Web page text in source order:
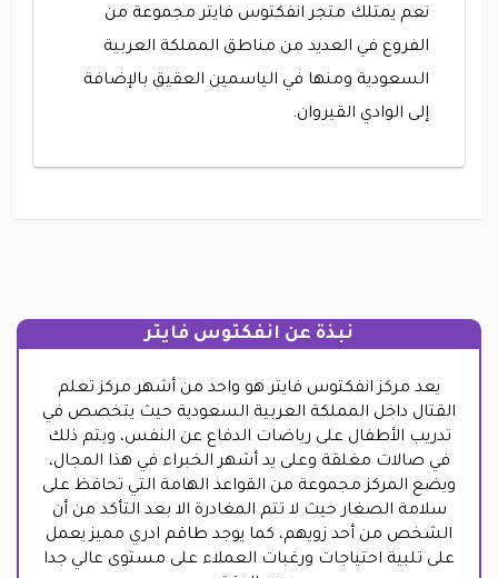
نعم يمتلك متجر انفكتوس فايتر مجموعة من
الفروع في العديد من مناطق المملكة العربية
السعودية ومنها في الياسمين العقيق بالإضافة
إلى الوادي القيروان.
نبذة عن انفكتوس فايتر
يعد مركز انفكتوس فايتر هو واحد من أشهر مركز تعلم
القتال داخل المملكة العربية السعودية حيث يتخصص في
تدريب الأطفال على رياضات الدفاع عن النفس، وبتم ذلك
في صالات مغلقة وعلى يد أشهر الخبراء في هذا المجال،
ويضع المركز مجموعة من القواعد الهامة التي تحافظ على
سلامة الصغار حيث لا تتم المغادرة الا بعد التأكد من أن
الشخص من أحد زويهم، كما يوجد طاقم ادري مميز يعمل
على تلبية احتياجات ورغبات العملاء على مستوى عالي جدا